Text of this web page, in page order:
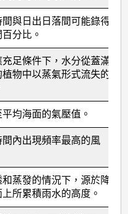
與日出日落間可能錄得
分比。
足條件下，水分從蓋滿
物中以蒸氣形式流失的
均海面的氣壓值。
內出現頻率最高的風
蒸發的情況下，源於降
所累積雨水的高度。